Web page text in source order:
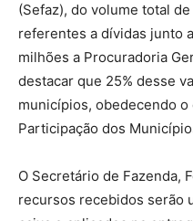
(Sefaz), do volume total
referentes a dívidas junto
milhões a Procuradoria
destacar que 25% desse
municípios, obedecendo
Participação dos
O Secretário de Fazenda,
recursos recebidos serão